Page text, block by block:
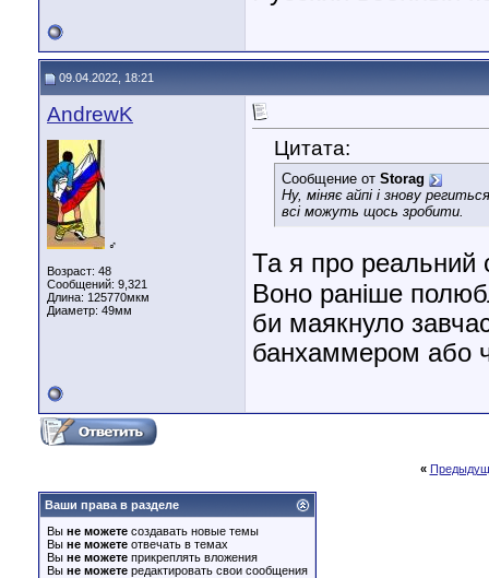
09.04.2022, 18:21
AndrewK
♂
Возраст: 48
Сообщений: 9,321
Длина: 125770мкм
Диаметр: 49мм
Цитата:
Сообщение от Storag
Ну, міняє айпі і знову
всі можуть щось зробити.
Та я про реальний
Воно раніше
би маякнуло
банхаммером або
«
Ваши права в разделе
Вы не можете создавать новые темы
Вы не можете отвечать в темах
Вы не можете прикреплять вложения
Вы не можете редактировать свои сообщения